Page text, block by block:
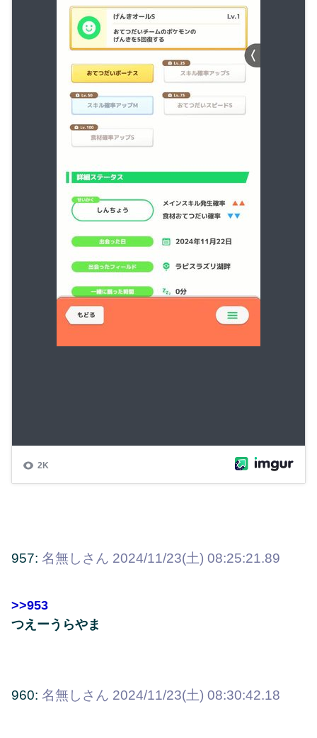
957: 名無しさん 2024/11/23(土) 08:25:21.89
>>953
つえーうらやま
960: 名無しさん 2024/11/23(土) 08:30:42.18